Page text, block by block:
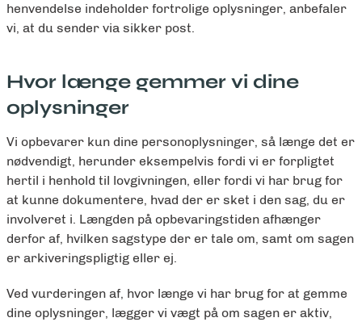
henvendelse indeholder fortrolige oplysninger, anbefaler
vi, at du sender via sikker post.
Hvor længe gemmer vi dine
oplysninger
Vi opbevarer kun dine personoplysninger, så længe det er
nødvendigt, herunder eksempelvis fordi vi er forpligtet
hertil i henhold til lovgivningen, eller fordi vi har brug for
at kunne dokumentere, hvad der er sket i den sag, du er
involveret i. Længden på opbevaringstiden afhænger
derfor af, hvilken sagstype der er tale om, samt om sagen
er arkiveringspligtig eller ej.
Ved vurderingen af, hvor længe vi har brug for at gemme
dine oplysninger, lægger vi vægt på om sagen er aktiv,